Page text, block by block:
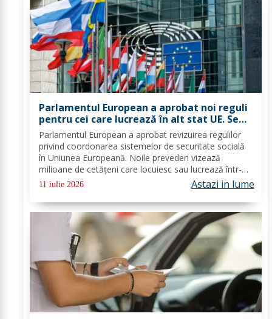
Parlamentul European a aprobat noi reguli
pentru cei care lucrează în alt stat UE. Se
schimbă șomajul și alte beneficii sociale
Parlamentul European a aprobat revizuirea regulilor
privind coordonarea sistemelor de securitate socială
în Uniunea Europeană. Noile prevederi vizează
milioane de cetățeni care locuiesc sau lucrează într-un
alt stat membru și stabilesc reguli mai clare pentru
șomaj, indemnizații familiale, detașări...
11 iulie 2026 Astazi in lume